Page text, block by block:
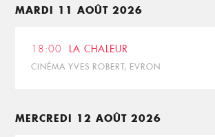
MARDI 11 AOÛT 2026
18:00 LA CHALEUR
CINÉMA YVES ROBERT, EVRON
MERCREDI 12 AOÛT 2026